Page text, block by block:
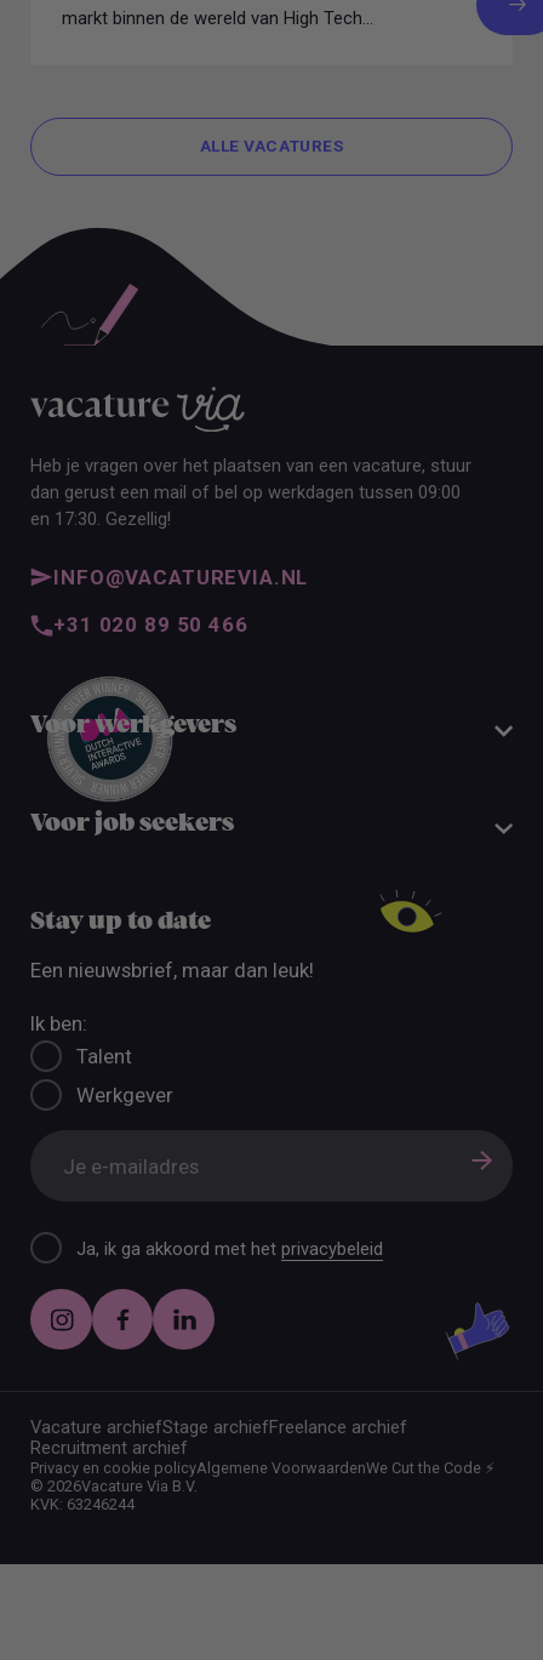
markt binnen de wereld van High Tech...
ALLE VACATURES
Heb je vragen over het plaatsen van een vacature, stuur
dan gerust een mail of bel op werkdagen tussen 09:00
en 17:30. Gezellig!
INFO@VACATUREVIA.NL
+31 020 89 50 466
Voor werkgevers
Voor job seekers
Stay up to date
Een nieuwsbrief, maar dan leuk!
Ik ben:
Talent
Werkgever
Ja, ik ga akkoord met hetprivacybeleid
Vacature archiefStage archiefFreelance archief
Recruitment archief
©2026Vacature Via B.V.
KVK: 63246244
Privacy en cookie policyAlgemene VoorwaardenWe Cut the Code ⚡️